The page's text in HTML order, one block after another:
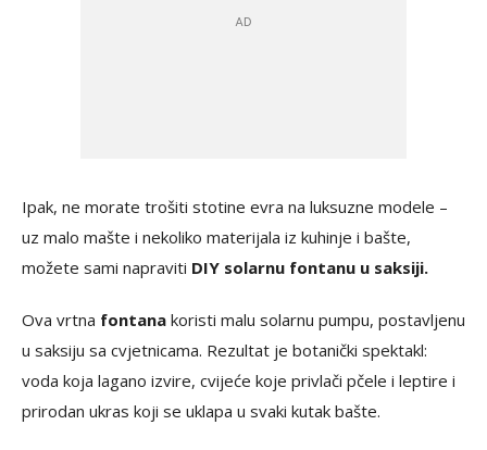
Ipak, ne morate trošiti stotine evra na luksuzne modele –
uz malo mašte i nekoliko materijala iz kuhinje i bašte,
možete sami napraviti DIY solarnu fontanu u saksiji.
Ova vrtna fontana koristi malu solarnu pumpu, postavljenu
u saksiju sa cvjetnicama. Rezultat je botanički spektakl:
voda koja lagano izvire, cvijeće koje privlači pčele i leptire i
prirodan ukras koji se uklapa u svaki kutak bašte.